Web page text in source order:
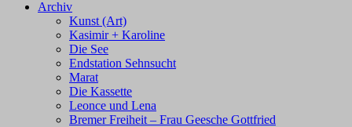
Archiv
Kunst (Art)
Kasimir + Karoline
Die See
Endstation Sehnsucht
Marat
Die Kassette
Leonce und Lena
Bremer Freiheit – Frau Geesche Gottfried